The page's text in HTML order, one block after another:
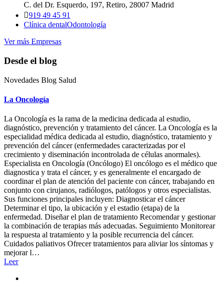
C. del Dr. Esquerdo, 197, Retiro, 28007 Madrid
919 49 45 91
Clínica dentalOdontología
Ver más Empresas
Desde el blog
Novedades Blog Salud
La Oncología
La Oncología es la rama de la medicina dedicada al estudio,
diagnóstico, prevención y tratamiento del cáncer. La Oncología es la
especialidad médica dedicada al estudio, diagnóstico, tratamiento y
prevención del cáncer (enfermedades caracterizadas por el
crecimiento y diseminación incontrolada de células anormales).
Especialista en Oncología (Oncólogo) El oncólogo es el médico que
diagnostica y trata el cáncer, y es generalmente el encargado de
coordinar el plan de atención del paciente con cáncer, trabajando en
conjunto con cirujanos, radiólogos, patólogos y otros especialistas.
Sus funciones principales incluyen: Diagnosticar el cáncer
Determinar el tipo, la ubicación y el estadio (etapa) de la
enfermedad. Diseñar el plan de tratamiento Recomendar y gestionar
la combinación de terapias más adecuadas. Seguimiento Monitorear
la respuesta al tratamiento y la posible recurrencia del cáncer.
Cuidados paliativos Ofrecer tratamientos para aliviar los síntomas y
mejorar l…
Leer